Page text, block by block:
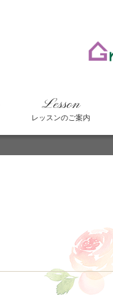
Lesson
レッスンのご案内